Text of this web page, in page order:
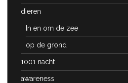
dieren
In en om de zee
op de grond
1001 nacht
awareness